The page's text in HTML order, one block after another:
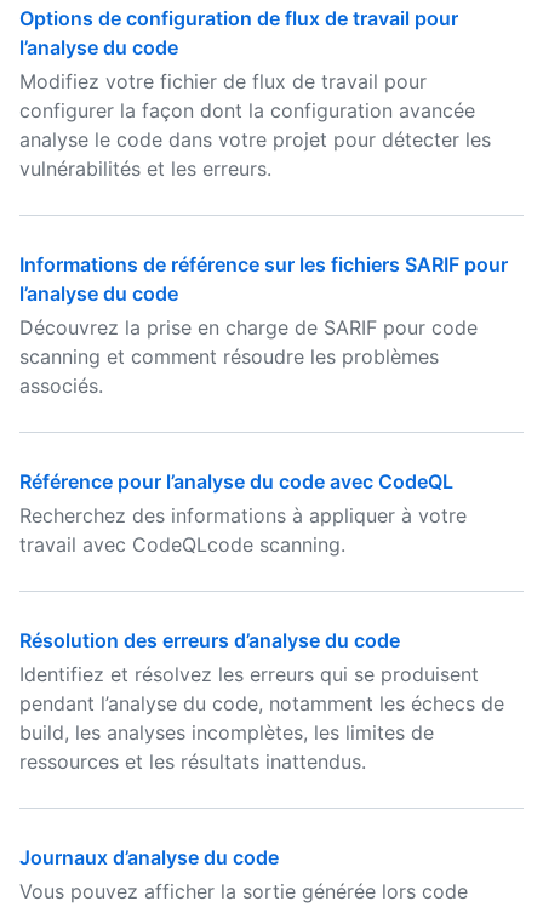
Options de configuration de flux de travail pour
l’analyse du code
Modifiez votre fichier de flux de travail pour
configurer la façon dont la configuration avancée
analyse le code dans votre projet pour détecter les
vulnérabilités et les erreurs.
Informations de référence sur les fichiers SARIF pour
l’analyse du code
Découvrez la prise en charge de SARIF pour code
scanning et comment résoudre les problèmes
associés.
Référence pour l’analyse du code avec CodeQL
Recherchez des informations à appliquer à votre
travail avec CodeQLcode scanning.
Résolution des erreurs d’analyse du code
Identifiez et résolvez les erreurs qui se produisent
pendant l’analyse du code, notamment les échecs de
build, les analyses incomplètes, les limites de
ressources et les résultats inattendus.
Journaux d’analyse du code
Vous pouvez afficher la sortie générée lors code